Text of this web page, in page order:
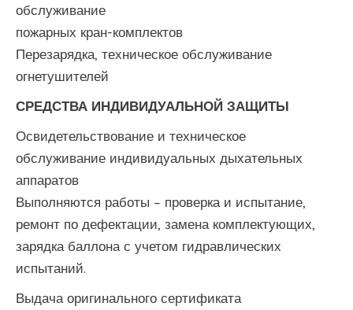
обслуживание
пожарных кран-комплектов
Перезарядка, техническое обслуживание
огнетушителей
СРЕДСТВА ИНДИВИДУАЛЬНОЙ ЗАЩИТЫ
Освидетельствование и техническое
обслуживание индивидуальных дыхательных
аппаратов
Выполняются работы – проверка и испытание,
ремонт по дефектации, замена комплектующих,
зарядка баллона с учетом гидравлических
испытаний.
Выдача оригинального сертификата